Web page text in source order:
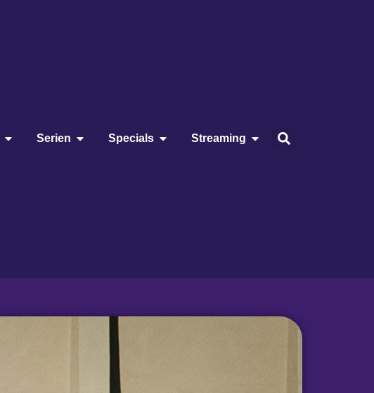
Serien Specials Streaming